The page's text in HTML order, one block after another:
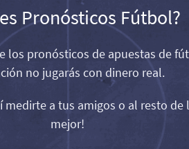
Pronósticos Fútbol?
los pronósticos de apuestas de
no jugarás con dinero real.
a tus amigos o al resto
mejor!